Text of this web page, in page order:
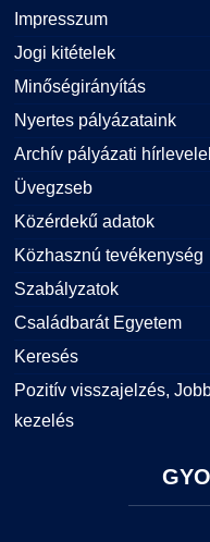
Impresszum
Jogi kitételek
Minőségirányítás
Nyertes pályázataink
Archív pályázati
Üvegzseb
Közérdekű adatok
Közhasznú tevékenység
Szabályzatok
Családbarát Egyetem
Keresés
Pozitív visszajelzés,
kezelés